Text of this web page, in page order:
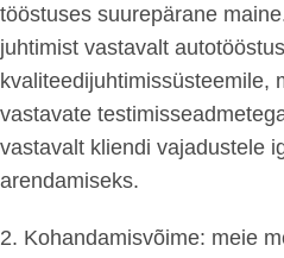
tööstuses suurepärane
juhtimist vastavalt
kvaliteedijuhtimissüsteemile,
vastavate
vastavalt kliendi vajadustele
arendamiseks.
2. Kohandamisvõime: meie